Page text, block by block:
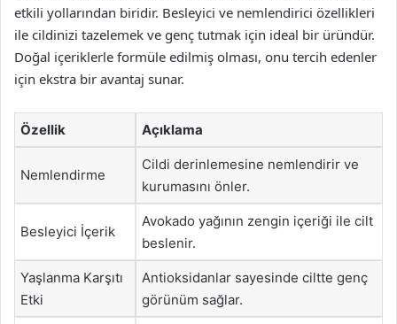
etkili yollarından biridir. Besleyici ve nemlendirici özellikleri
ile cildinizi tazelemek ve genç tutmak için ideal bir üründür.
Doğal içeriklerle formüle edilmiş olması, onu tercih edenler
için ekstra bir avantaj sunar.
Özellik Açıklama
Nemlendirme
Cildi derinlemesine nemlendirir ve
kurumasını önler.
Besleyici İçerik
Avokado yağının zengin içeriği ile cilt
beslenir.
Yaşlanma Karşıtı
Etki
Antioksidanlar sayesinde ciltte genç
görünüm sağlar.